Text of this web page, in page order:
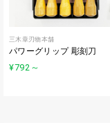
三木章刃物本舗
パワーグリップ 彫刻刀
¥792 ～